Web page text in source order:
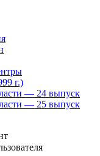
г.)
— 24 выпуск
— 25 выпуск